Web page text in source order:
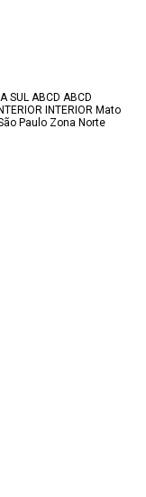
SUL ABCD ABCD
INTERIOR INTERIOR Mato
Paulo Zona Norte